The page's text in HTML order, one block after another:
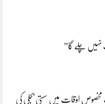
نہیں چلے گا”
مخصوص اوقات میں سستی بجلی کی